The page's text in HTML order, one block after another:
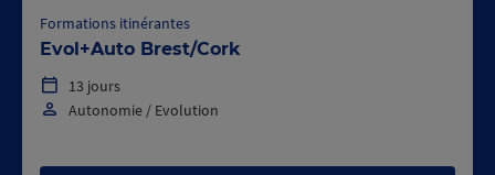
Formations itinérantes
Evol+Auto Brest/Cork
13 jours
Autonomie / Evolution